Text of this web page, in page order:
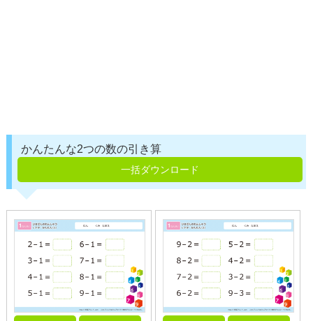
かんたんな2つの数の引き算
一括ダウンロード